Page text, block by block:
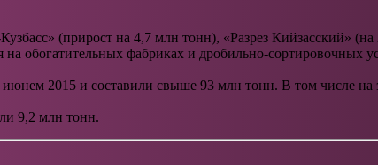
(прирост на 4,7 млн тонн), «Разрез Кийзасский»
на обогатительных фабриках и дробильно-
2015 и составили свыше 93 млн тонн. В том числе на
9,2 млн тонн.